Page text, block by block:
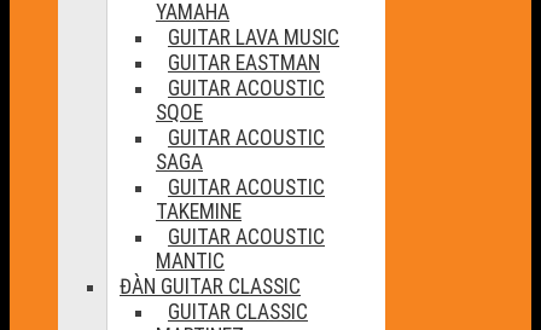
YAMAHA
GUITAR LAVA MUSIC
GUITAR EASTMAN
GUITAR ACOUSTIC
SQOE
GUITAR ACOUSTIC
SAGA
GUITAR ACOUSTIC
TAKEMINE
GUITAR ACOUSTIC
MANTIC
ĐÀN GUITAR CLASSIC
GUITAR CLASSIC